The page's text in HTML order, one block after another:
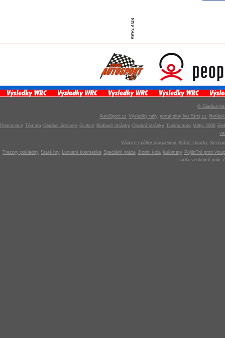
© Gladius-
AutoSport.cz Výsledky rally portál plný her Stroj.cz
Pomocnice Témata Gladius Security G-akce Klubové stránky Osobní stránky Tuning auto Volby 2006
Vánoce svátky narozeniny Státní zkratky
Trezory pokladny Staré hry Luxusní kosmetika Speciální práce Jízdní kola Kulomety
Pojišt?ní proti
radla venkovní grily